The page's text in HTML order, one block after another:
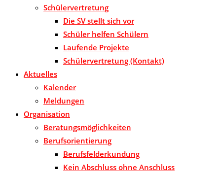
Schülervertretung
Die SV stellt sich vor
Schüler helfen Schülern
Laufende Projekte
Schülervertretung (Kontakt)
Aktuelles
Kalender
Meldungen
Organisation
Beratungsmöglichkeiten
Berufsorientierung
Berufsfelderkundung
Kein Abschluss ohne Anschluss